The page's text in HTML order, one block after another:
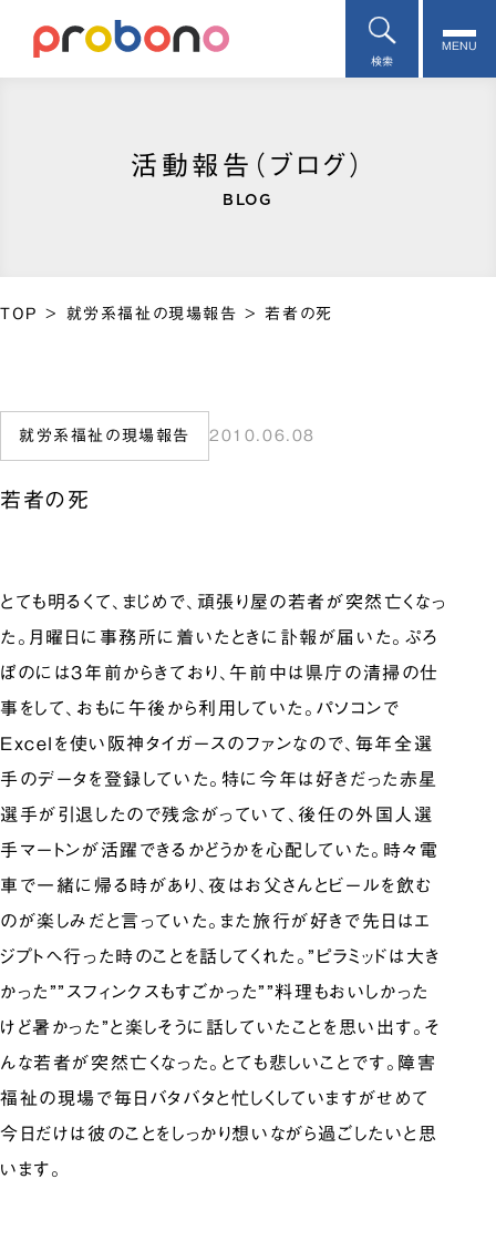
検索
MENU
活動報告（ブログ）
BLOG
TOP > 就労系福祉の現場報告 > 若者の死
就労系福祉の現場報告 2010.06.08
若者の死
とても明るくて、まじめで、頑張り屋の若者が突然亡くなっ
た。月曜日に事務所に着いたときに訃報が届いた。ぷろ
ぼのには3年前からきており、午前中は県庁の清掃の仕
事をして、おもに午後から利用していた。パソコンで
Excelを使い阪神タイガースのファンなので、毎年全選
手のデータを登録していた。特に今年は好きだった赤星
選手が引退したので残念がっていて、後任の外国人選
手マートンが活躍できるかどうかを心配していた。時々電
車で一緒に帰る時があり、夜はお父さんとビールを飲む
のが楽しみだと言っていた。また旅行が好きで先日はエ
ジプトへ行った時のことを話してくれた。”ピラミッドは大き
かった””スフィンクスもすごかった””料理もおいしかった
けど暑かった”と楽しそうに話していたことを思い出す。そ
んな若者が突然亡くなった。とても悲しいことです。障害
福祉の現場で毎日バタバタと忙しくしていますがせめて
今日だけは彼のことをしっかり想いながら過ごしたいと思
います。